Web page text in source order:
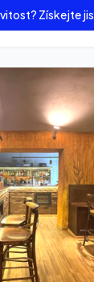
Získejte